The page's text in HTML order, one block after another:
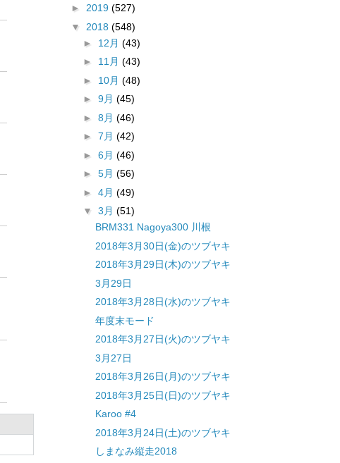
► 2019 (527)
▼ 2018 (548)
► 12月 (43)
► 11月 (43)
► 10月 (48)
► 9月 (45)
► 8月 (46)
► 7月 (42)
► 6月 (46)
► 5月 (56)
► 4月 (49)
▼ 3月 (51)
BRM331 Nagoya300 川根
2018年3月30日(金)のツブヤキ
2018年3月29日(木)のツブヤキ
3月29日
2018年3月28日(水)のツブヤキ
年度末モード
2018年3月27日(火)のツブヤキ
3月27日
2018年3月26日(月)のツブヤキ
2018年3月25日(日)のツブヤキ
Karoo #4
2018年3月24日(土)のツブヤキ
しまなみ縦走2018